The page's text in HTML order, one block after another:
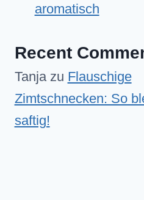
aromatisch
Recent
Tanjazu Flauschige
Zimtschnecken: So
saftig!